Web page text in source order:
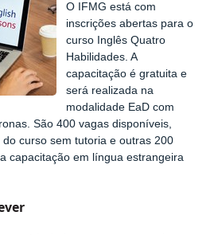
O IFMG está com
inscrições abertas para o
curso Inglês Quatro
Habilidades. A
capacitação é gratuita e
será realizada na
modalidade EaD com
São 400 vagas disponíveis,
curso sem tutoria e outras 200
capacitação em língua estrangeira